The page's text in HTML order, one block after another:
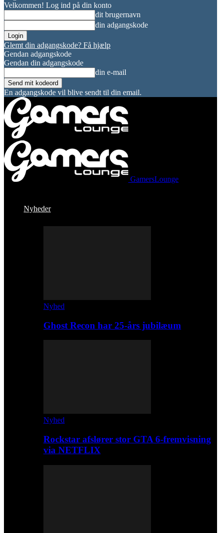
Velkommen! Log ind på din konto
dit brugernavn
din adgangskode
Glemt din adgangskode? Få hjælp
Gendan adgangskode
Gendan din adgangskode
din e-mail
En adgangskode vil blive sendt til din email.
GamersLounge
Nyheder
Nyhed
Ghost Recon har 25-års jubilæum
Nyhed
Rockstar afslører stor GTA 6-fremvisning
via NETFLIX